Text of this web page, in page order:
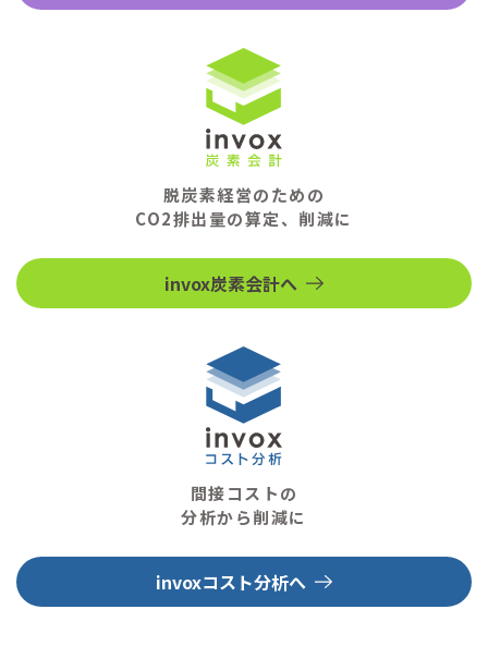
脱炭素経営のための
CO2排出量の算定、削減に
invox炭素会計へ
間接コストの
分析から削減に
invoxコスト分析へ